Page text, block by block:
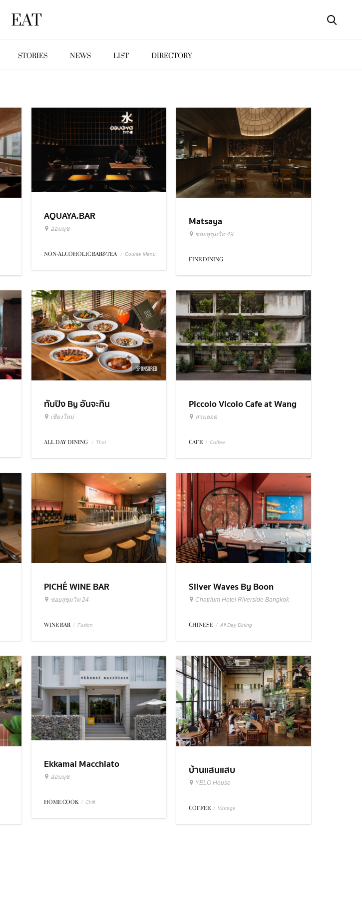
EAT
STORIES NEWS LIST DIRECTORY
AQUAYA.BAR
อ่อนนุช
NON-ALCOHOLIC BAR&TEA / Course Menu
Matsaya
ซอยสุขุมวิท 49
FINE DINING
SPONSORED
ทับปิง By อันจะกิน
เชียงใหม่
ALL DAY DINING / Thai
Piccolo Vicolo Cafe at Wang
Burapha Samyot
สามยอด
CAFE / Coffee
PICHÉ WINE BAR
ซอยสุขุมวิท 24
WINE BAR / Fusion
Silver Waves By Boon
Chatrium Hotel Riverside Bangkok
CHINESE / All Day Dining
Ekkamai Macchiato
อ่อนนุช
HOME COOK / Chill
บ้านแสนแสบ
YELO House
COFFEE / Vintage